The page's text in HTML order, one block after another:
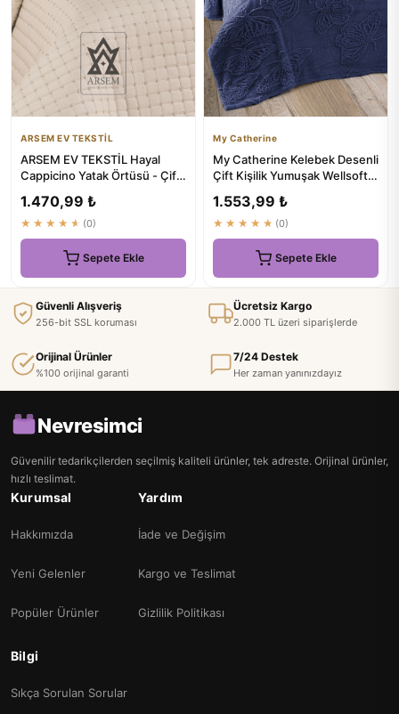
ARSEM EV TEKSTİL
ARSEM EV TEKSTİL Hayal
Cappicino Yatak Örtüsü - Çift
1.470,99 ₺
★★★★★ (0)
Sepete Ekle
My Catherine
My Catherine Kelebek Desenli
Çift Kişilik Yumuşak Wellsoft
1.553,99 ₺
★★★★★ (0)
Sepete Ekle
Güvenli Alışveriş
256-bit SSL koruması
Ücretsiz Kargo
2.000 TL üzeri siparişlerde
Orijinal Ürünler
%100 orijinal garanti
7/24 Destek
Her zaman yanınızdayız
Nevresimci
Güvenilir tedarikçilerden seçilmiş kaliteli ürünler, tek adreste. Orijinal ürünler,
hızlı teslimat.
Kurumsal
Hakkımızda
Yeni Gelenler
Popüler Ürünler
Yardım
İade ve Değişim
Kargo ve Teslimat
Gizlilik Politikası
Bilgi
Sıkça Sorulan Sorular